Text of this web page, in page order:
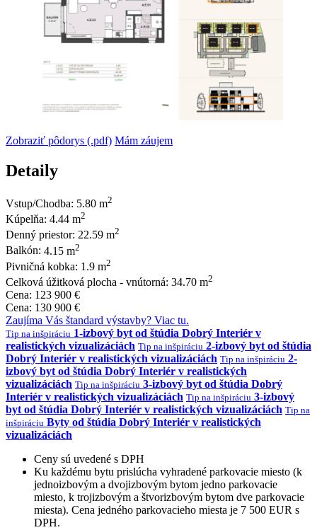
Zobraziť pôdorys (.pdf) Mám záujem
Detaily
Vstup/Chodba: 5.80 m2
Kúpelňa: 4.44 m2
Denný priestor: 22.59 m2
Balkón: 4.15 m2
Pivničná kobka: 1.9 m2
Celková úžitková plocha - vnútorná: 34.70 m2
Cena: 123 900 €
Cena: 130 900 €
Zaujíma Vás štandard výstavby? Viac tu.
Tip na inšpiráciu 1-izbový byt od štúdia Dobrý Interiér v
realistických vizualizáciách Tip na inšpiráciu 2-izbový byt od štúdia
Dobrý Interiér v realistických vizualizáciách Tip na inšpiráciu 2-
izbový byt od štúdia Dobrý Interiér v realistických
vizualizáciách Tip na inšpiráciu 3-izbový byt od štúdia Dobrý
Interiér v realistických vizualizáciách Tip na inšpiráciu 3-izbový
byt od štúdia Dobrý Interiér v realistických vizualizáciách Tip na
inšpiráciu Byty od štúdia Dobrý Interiér v realistických
vizualizáciách
Ceny sú uvedené s DPH
Ku každému bytu prislúcha vyhradené parkovacie miesto (k
jednoizbovým a dvojizbovým bytom jedno parkovacie
miesto, k trojizbovým a štvorizbovým bytom dve parkovacie
miesta). Cena jedného parkovacieho miesta je 7 500 EUR s
DPH.